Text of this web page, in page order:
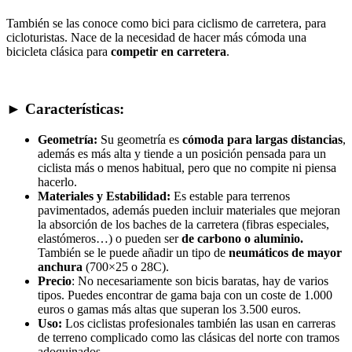
También se las conoce como bici para ciclismo de carretera, para
cicloturistas. Nace de la necesidad de hacer más cómoda una
bicicleta clásica para competir en carretera.
► Características:
Geometría: Su geometría es cómoda para largas distancias,
además es más alta y tiende a un posición pensada para un
ciclista más o menos habitual, pero que no compite ni piensa
hacerlo.
Materiales y Estabilidad: Es estable para terrenos
pavimentados, además pueden incluir materiales que mejoran
la absorción de los baches de la carretera (fibras especiales,
elastómeros…) o pueden serde carbono o aluminio.
También se le puede añadir un tipo de neumáticos de mayor
anchura (700×25 o 28C).
Precio: No necesariamente son bicis baratas, hay de varios
tipos. Puedes encontrar de gama baja con un coste de 1.000
euros o gamas más altas que superan los 3.500 euros.
Uso: Los ciclistas profesionales también las usan en carreras
de terreno complicado como las clásicas del norte con tramos